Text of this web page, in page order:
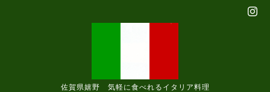
佐賀県嬉野 気軽に食べれるイタリア料理